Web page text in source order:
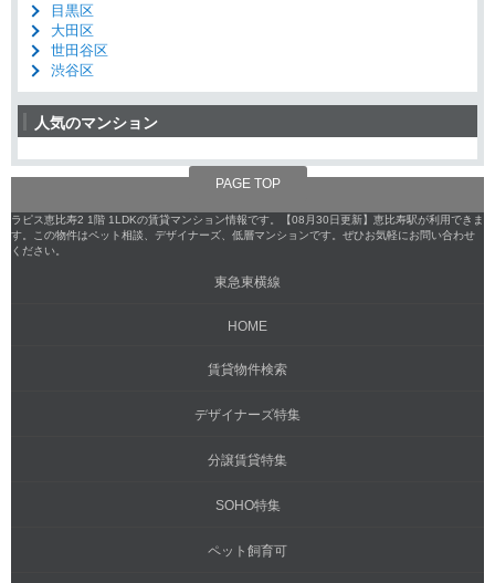
目黒区
大田区
世田谷区
渋谷区
人気のマンション
PAGE TOP
ラピス恵比寿2 1階 1LDKの賃貸マンション情報です。【08月30日更新】恵比寿駅が利用できま
す。この物件はペット相談、デザイナーズ、低層マンションです。ぜひお気軽にお問い合わせ
ください。
東急東横線
HOME
賃貸物件検索
デザイナーズ特集
分譲賃貸特集
SOHO特集
ペット飼育可